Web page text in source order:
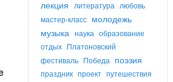
лекция
литература любовь
мастер-класс молодежь
музыка наука образование
отдых Платоновский
фестиваль Победа поэзия
праздник проект путешествия